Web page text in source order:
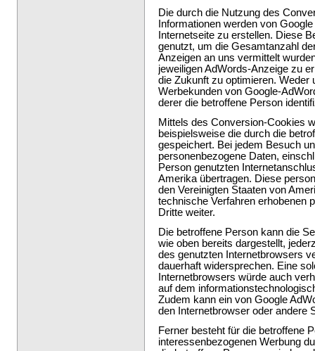
Die durch die Nutzung des
Informationen werden von
Internetseite zu erstellen. Diese
genutzt, um die Gesamtanzahl
Anzeigen an uns vermittelt
jeweiligen AdWords-Anzeige zu
die Zukunft zu optimieren. Weder
Werbekunden von Google-
derer die betroffene Person
Mittels des Conversion-Cookies
beispielsweise die durch die
gespeichert. Bei jedem Besuch
personenbezogene Daten,
Person genutzten
Amerika übertragen. Diese
den Vereinigten Staaten von
technische Verfahren erhobenen
Dritte weiter.
Die betroffene Person kann die
wie oben bereits dargestellt,
des genutzten Internetbrowsers
dauerhaft widersprechen. Eine
Internetbrowsers würde auch
auf dem
Zudem kann ein von Google
den Internetbrowser oder andere
Ferner besteht für die betroffene
interessenbezogenen Werbung